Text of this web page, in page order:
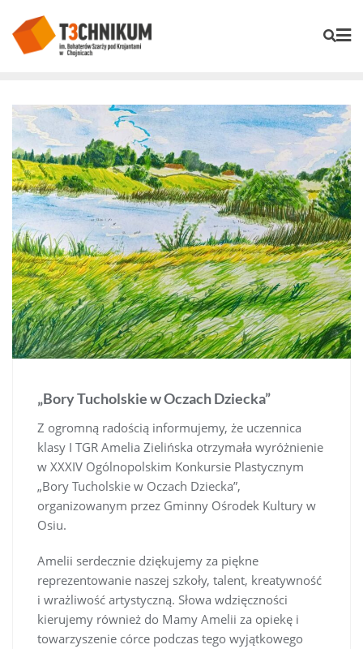
„Bory Tucholskie w Oczach Dziecka”
Z ogromną radością informujemy, że uczennica
klasy I TGR Amelia Zielińska otrzymała wyróżnienie
w XXXIV Ogólnopolskim Konkursie Plastycznym
„Bory Tucholskie w Oczach Dziecka”,
organizowanym przez Gminny Ośrodek Kultury w
Osiu.
Amelii serdecznie dziękujemy za piękne
reprezentowanie naszej szkoły, talent, kreatywność
i wrażliwość artystyczną. Słowa wdzięczności
kierujemy również do Mamy Amelii za opiekę i
towarzyszenie córce podczas tego wyjątkowego